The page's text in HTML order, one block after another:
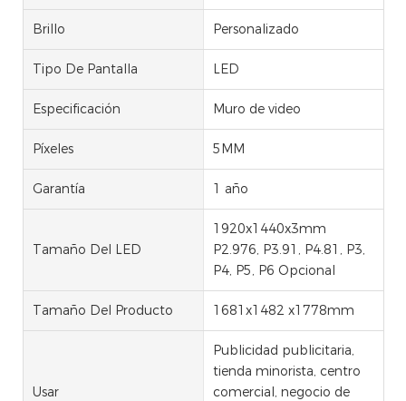
Brillo Personalizado
Tipo De Pantalla LED
Especificación Muro de video
Píxeles 5MM
Garantía 1 año
Tamaño Del LED
1920x1440x3mm
P2.976, P3.91, P4.81, P3,
P4, P5, P6 Opcional
Tamaño Del Producto 1681x1482 x1778mm
Usar
Publicidad publicitaria,
tienda minorista, centro
comercial, negocio de